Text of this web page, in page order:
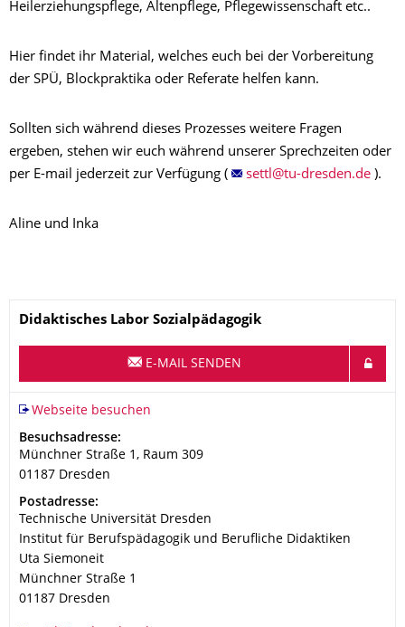
Heilerziehungspflege, Altenpflege, Pflegewissenschaft etc..
Hier findet ihr Material, welches euch bei der Vorbereitung
der SPÜ, Blockpraktika oder Referate helfen kann.
Sollten sich während dieses Prozesses weitere Fragen
ergeben, stehen wir euch während unserer Sprechzeiten oder
per E-mail jederzeit zur Verfügung (
).
Aline und Inka
Name
Didaktisches Labor Sozialpädagogik
E-MAIL SENDEN
Webseite besuchen
Adresse
Besuchsadresse:
Münchner Straße 1, Raum 309
01187 Dresden
Adresse
Postadresse:
Technische Universität Dresden
Institut für Berufspädagogik und Berufliche Didaktiken
Uta Siemoneit
Münchner Straße 1
01187 Dresden